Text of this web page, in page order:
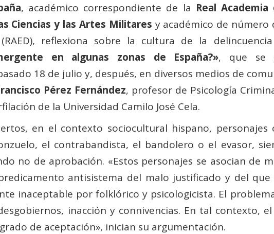
, académico correspondiente de la Real
Ciencias y las Artes Militares y académico de número
(RAED), reflexiona sobre la cultura de la
en algunas zonas de España?», que se
18 de julio y, después, en diversos medios de
Pérez Fernández, profesor de Psicología
de la Universidad Camilo José Cela.
en el contexto sociocultural hispano,
el contrabandista, el bandolero o el evasor,
no de aprobación. «Estos personajes se asocian de
predicamento antisistema del malo justificado y del
inaceptable por folklórico y psicologicista. El
inacción y connivencias. En tal contexto,
de aceptación», inician su argumentación.